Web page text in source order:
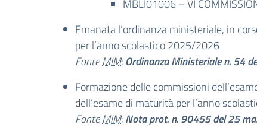
MBLI01006 – VI
Emanata l’ordinanza ministeriale, in
per l’anno scolastico 2025/2026
FonteMIM:Ordinanza Ministeriale n. 54
Formazione delle commissioni
dell’esame di maturità per l’anno
FonteMIM:Nota prot. n. 90455 del 25